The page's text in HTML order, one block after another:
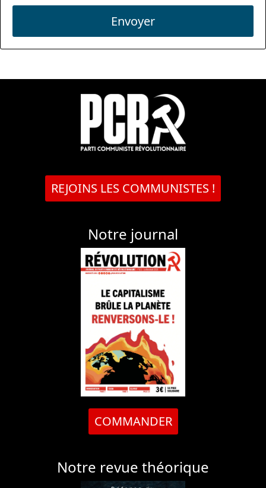
Envoyer
REJOINS LES COMMUNISTES !
Notre journal
COMMANDER
Notre revue théorique